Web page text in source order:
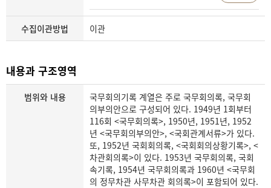
수집이관방법 이관
내용과 구조영역
범위와 내용
국무회의기록 계열은 주로 국무회의록, 국무회
의부의안으로 구성되어 있다. 1949년 1회부터
116회 <국무회의록>, 1950년, 1951년, 1952
년 <국무회의부의안>, <국회관계서류>가 있다.
또, 1952년 국회회의록, <국회회의상황기록>, <
차관회의록>이 있다. 1953년 국무회의록, 국회
속기록, 1954년 국무회의록과 1960년 <국무회
의 정무차관 사무차관 회의록>이 포함되어 있다.